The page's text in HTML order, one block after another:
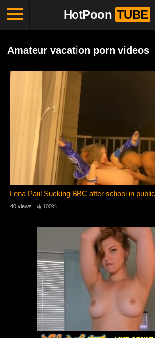
HotPoon TUBE
Amateur vacation porn videos
Lena Paul Sucking BBC after school in public
40 views 100%